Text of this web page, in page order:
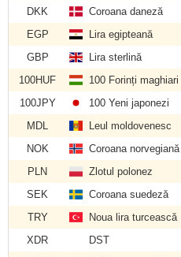
DKK
Coroana daneză
EGP
Lira egipteană
GBP
Lira sterlină
100HUF
100 Forinți maghiari
100JPY
100 Yeni japonezi
MDL
Leul moldovenesc
NOK
Coroana norvegiană
PLN
Zlotul polonez
SEK
Coroana suedeză
TRY
Noua lira turcească
XDR
DST